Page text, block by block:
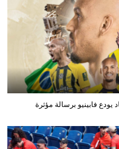
فابينيو برسالة مؤثرة